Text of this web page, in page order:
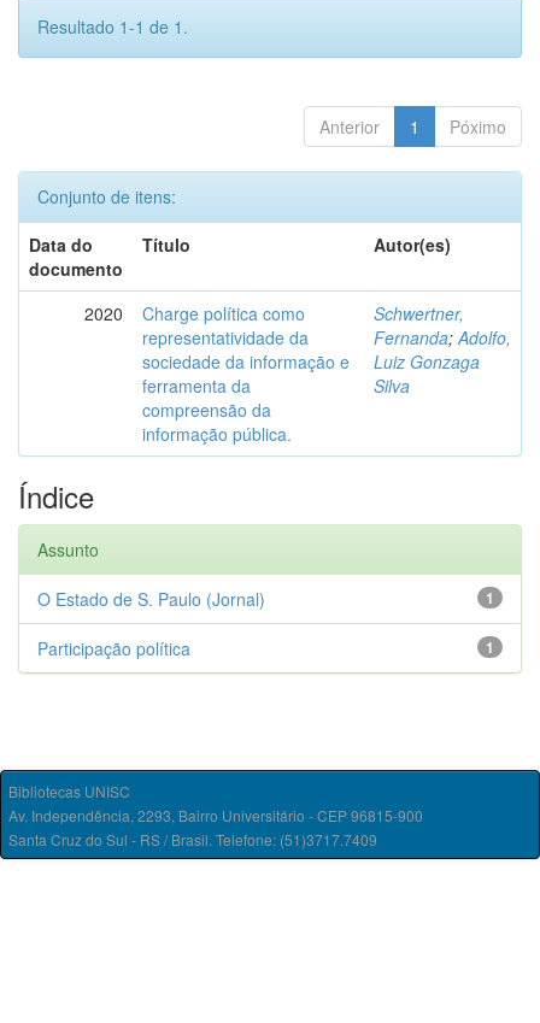
Resultado 1-1 de 1.
Anterior 1 Póximo
Conjunto de itens:
Data do
documento
Título Autor(es)
2020
Charge política como
representatividade da
sociedade da informação e
ferramenta da
compreensão da
informação pública.
Schwertner,
Fernanda;Adolfo,
Luiz Gonzaga
Silva
Índice
Assunto
1
O Estado de S. Paulo (Jornal)
1
Participação política
Bibliotecas UNISC
Av. Independência, 2293, Bairro Universitário - CEP 96815-900
Santa Cruz do Sul - RS / Brasil. Telefone: (51)3717.7409